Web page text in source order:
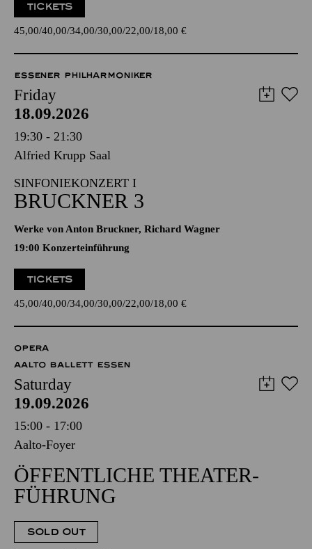
TICKETS
45,00 40,00 34,00 30,00 22,00 18,00 €
ESSENER PHILHARMONIKER
Friday
18.09.2026
19:30 - 21:30
Alfried Krupp Saal
SINFONIEKONZERT I
BRUCKNER 3
Werke von Anton Bruckner, Richard Wagner
19:00 Konzerteinführung
TICKETS
45,00 40,00 34,00 30,00 22,00 18,00 €
OPERA
AALTO BALLETT ESSEN
Saturday
19.09.2026
15:00 - 17:00
Aalto-Foyer
ÖFFENTLICHE THEATER­
FÜHRUNG
SOLD OUT